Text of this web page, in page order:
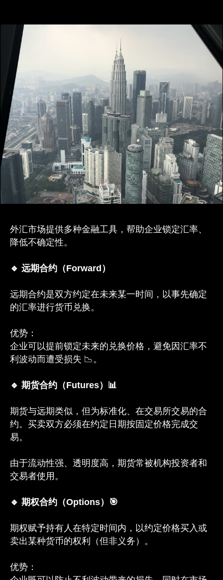
外汇市场提供多种金融工具，帮助企业锁定汇率、
降低不确定性。
🔹 远期合约（Forward）
远期合约是双方约定在未来某一时间，以事先确定
的汇率进行货币兑换。
优势：
企业可以提前锁定未来的兑换价格，避免因汇率不
利波动而遭受损失 📉。
🔹 期货合约（Futures）📊
期货与远期类似，但为标准化、在交易所交易的合
约。买卖双方必须在约定日期按固定价格完成交
易。
由于流动性强、透明度高，期货常被机构投资者和
交易者使用。
🔹 期权合约（Options）🎯
期权赋予持有人在特定时间内，以约定价格买入或
卖出某种货币的权利（但非义务）。
优势：